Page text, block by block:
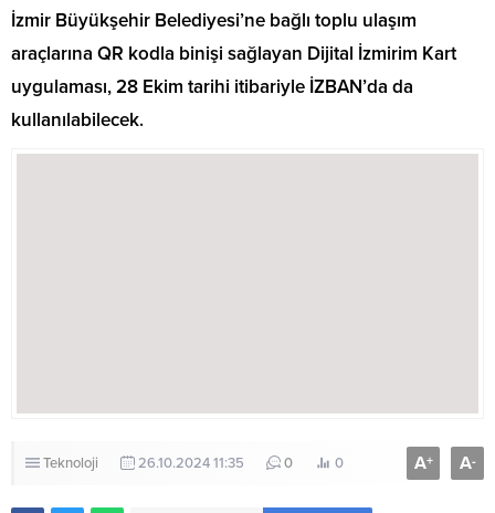
İzmir Büyükşehir Belediyesi’ne bağlı toplu ulaşım
araçlarına QR kodla binişi sağlayan Dijital İzmirim Kart
uygulaması, 28 Ekim tarihi itibariyle İZBAN’da da
kullanılabilecek.
Teknoloji 26.10.2024 11:35 0 0 A+ A-